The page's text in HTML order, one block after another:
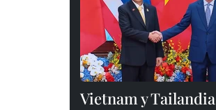
Vietnam y Tailandia